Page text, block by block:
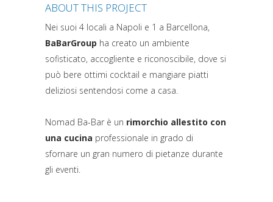
ABOUT THIS PROJECT
Nei suoi 4 locali a Napoli e 1 a Barcellona,
BaBarGroup ha creato un ambiente
sofisticato, accogliente e riconoscibile, dove si
può bere ottimi cocktail e mangiare piatti
deliziosi sentendosi come a casa.
Nomad Ba-Bar è un rimorchio allestito con
una cucina professionale in grado di
sfornare un gran numero di pietanze durante
gli eventi.